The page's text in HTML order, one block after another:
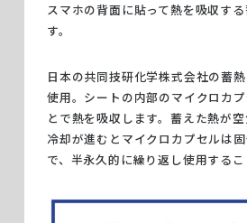
スマホの背面に貼って熱を吸収す
す。
日本の共同技研化学株式会社の蓄
使用。シートの内部のマイクロカ
とで熱を吸収します。蓄えた熱が空
冷却が進むとマイクロカプセルは
で、半永久的に繰り返し使用するこ